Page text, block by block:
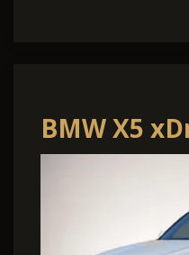
BMW X5
Sport*UPE